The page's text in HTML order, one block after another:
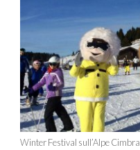
Winter Festival sull’Alpe Cimbra